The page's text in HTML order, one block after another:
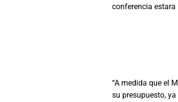
conferencia
“A medida que el
su presupuesto,